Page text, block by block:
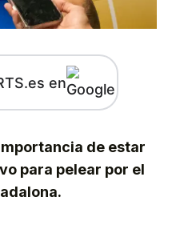
en
de estar
para pelear por el